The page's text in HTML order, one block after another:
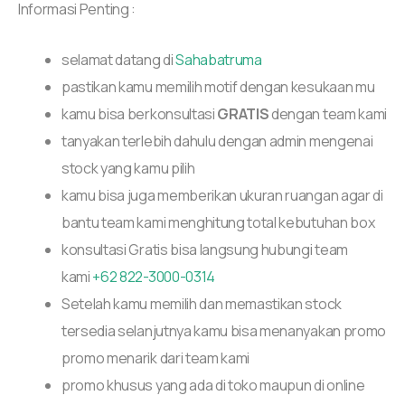
Informasi Penting :
selamat datang diSahabatruma
pastikan kamu memilih motif dengan kesukaan mu
kamu bisa berkonsultasiGRATISdengan team kami
tanyakan terlebih dahulu dengan admin mengenai
stock yang kamu pilih
kamu bisa juga memberikan ukuran ruangan agar di
bantu team kami menghitung total kebutuhan box
konsultasi Gratis bisa langsung hubungi team
kami+62 822-3000-0314
Setelah kamu memilih dan memastikan stock
tersedia selanjutnya kamu bisa menanyakan promo
promo menarik dari team kami
promo khusus yang ada di toko maupun di online